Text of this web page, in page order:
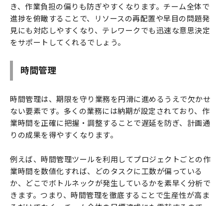
き、作業負担の偏りも防ぎやすくなります。チーム全体で
進捗を俯瞰することで、リソースの再配置や早目の問題発
見にも対応しやすくなり、テレワークでも迅速な意思決定
をサポートしてくれるでしょう。
時間管理
時間管理は、期限を守り業務を円滑に進めるうえで欠かせ
ない要素です。多くの業務には納期が設定されており、作
業時間を正確に把握・調整することで遅延を防ぎ、計画通
りの成果を得やすくなります。
例えば、時間管理ツールを利用してプロジェクトごとの作
業時間を数値化すれば、どのタスクに工数が偏っている
か、どこでボトルネックが発生しているかを素早く分析で
きます。つまり、時間管理を徹底することで生産性が高ま